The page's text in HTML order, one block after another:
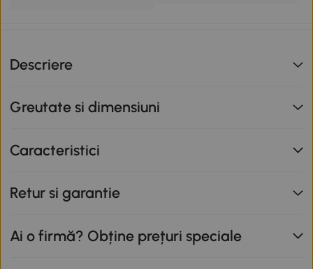
Descriere
Greutate si dimensiuni
Caracteristici
Retur si garantie
Ai o firmă? Obține prețuri speciale